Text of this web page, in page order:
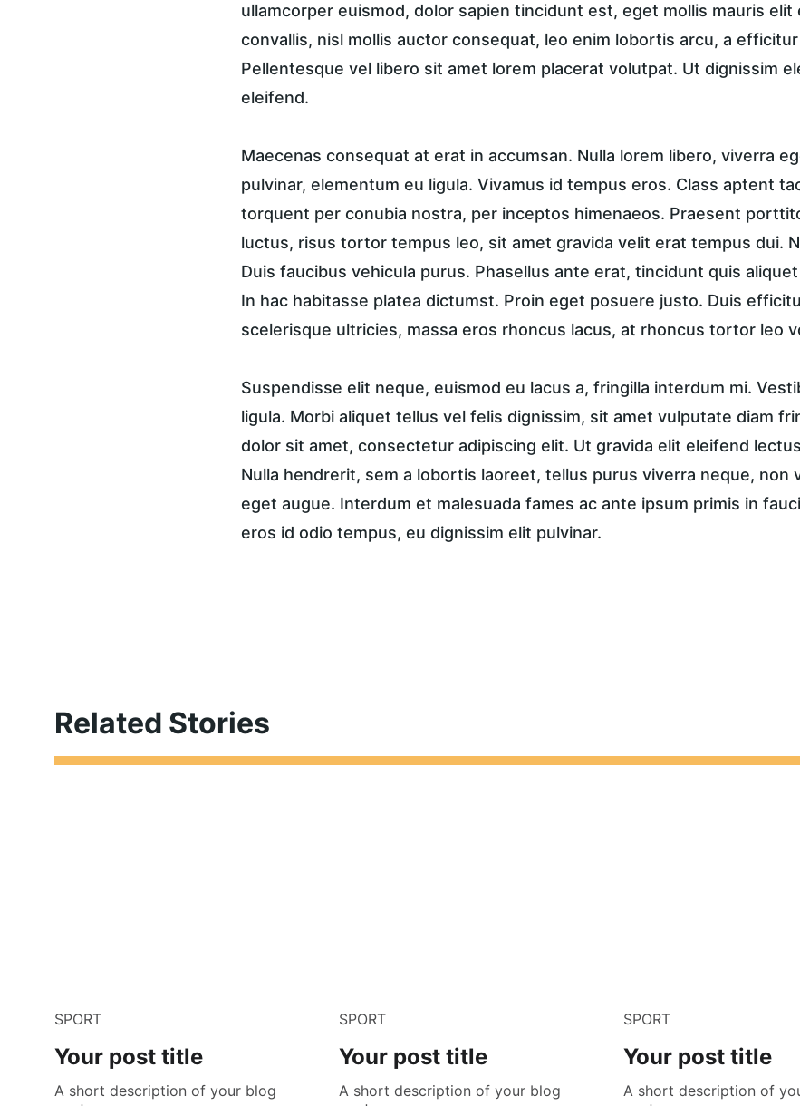
ullamcorper euismod, dolor sapien tincidunt est, eget mollis mauris elit
convallis, nisl mollis auctor consequat, leo enim lobortis arcu, a
Pellentesque vel libero sit amet lorem placerat volutpat. Ut dignissim
eleifend.
Maecenas consequat at erat in accumsan. Nulla lorem libero, viverra
pulvinar, elementum eu ligula. Vivamus id tempus eros. Class aptent
torquent per conubia nostra, per inceptos himenaeos. Praesent
luctus, risus tortor tempus leo, sit amet gravida velit erat tempus dui.
Duis faucibus vehicula purus. Phasellus ante erat, tincidunt quis
In hac habitasse platea dictumst. Proin eget posuere justo. Duis
scelerisque ultricies, massa eros rhoncus lacus, at rhoncus tortor leo
Suspendisse elit neque, euismod eu lacus a, fringilla interdum mi.
ligula. Morbi aliquet tellus vel felis dignissim, sit amet vulputate diam
dolor sit amet, consectetur adipiscing elit. Ut gravida elit eleifend
Nulla hendrerit, sem a lobortis laoreet, tellus purus viverra neque, non
eget augue. Interdum et malesuada fames ac ante ipsum primis in
eros id odio tempus, eu dignissim elit pulvinar.
Related Stories
SPORT
Your post title
A short description of your blog
SPORT
Your post title
A short description of your blog
SPORT
Your post title
A short description of